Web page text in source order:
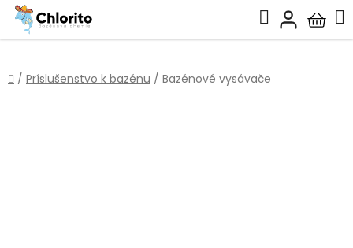
Prejsť
obsah
Hľadať
košík
Domov
/ Príslušenstvo k bazénu / Bazénové vysávače